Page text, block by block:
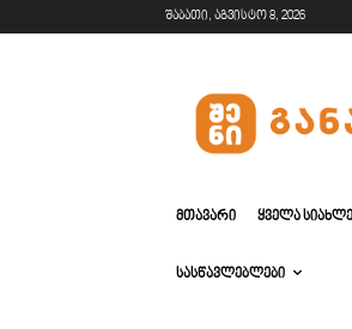
შაბათი, აგვისტო 8, 2026
ᲛᲗᲐᲕᲐᲠᲘ ᲧᲕᲔᲚᲐ ᲡᲘᲐᲮᲚᲔ
ᲡᲐᲡᲬᲐᲕᲚᲔᲑᲚᲔᲑᲘ